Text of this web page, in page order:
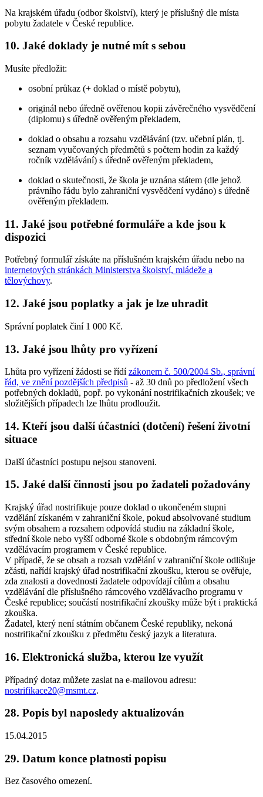
Na krajském úřadu (odbor školství), který je příslušný dle místa
pobytu žadatele v České republice.
10. Jaké doklady je nutné mít s sebou
Musíte předložit:
osobní průkaz (+ doklad o místě pobytu),
originál nebo úředně ověřenou kopii závěrečného vysvědčení
(diplomu) s úředně ověřeným překladem,
doklad o obsahu a rozsahu vzdělávání (tzv. učební plán, tj.
seznam vyučovaných předmětů s počtem hodin za každý
ročník vzdělávání) s úředně ověřeným překladem,
doklad o skutečnosti, že škola je uznána státem (dle jehož
právního řádu bylo zahraniční vysvědčení vydáno) s úředně
ověřeným překladem.
11. Jaké jsou potřebné formuláře a kde jsou k
dispozici
Potřebný formulář získáte na příslušném krajském úřadu nebo na
internetových stránkách Ministerstva školství, mládeže a
tělovýchovy.
12. Jaké jsou poplatky a jak je lze uhradit
Správní poplatek činí 1 000 Kč.
13. Jaké jsou lhůty pro vyřízení
Lhůta pro vyřízení žádosti se řídízákonem č. 500/2004 Sb., správní
řád, ve znění pozdějších předpisů - až 30 dnů po předložení všech
potřebných dokladů, popř. po vykonání nostrifikačních zkoušek; ve
složitějších případech lze lhůtu prodloužit.
14. Kteří jsou další účastníci (dotčení) řešení životní
situace
Další účastníci postupu nejsou stanoveni.
15. Jaké další činnosti jsou po žadateli požadovány
Krajský úřad nostrifikuje pouze doklad o ukončeném stupni
vzdělání získaném v zahraniční škole, pokud absolvované studium
svým obsahem a rozsahem odpovídá studiu na základní škole,
střední škole nebo vyšší odborné škole s obdobným rámcovým
vzdělávacím programem v České republice.
V případě, že se obsah a rozsah vzdělání v zahraniční škole odlišuje
zčásti, nařídí krajský úřad nostrifikační zkoušku, kterou se ověřuje,
zda znalosti a dovednosti žadatele odpovídají cílům a obsahu
vzdělávání dle příslušného rámcového vzdělávacího programu v
České republice; součástí nostrifikační zkoušky může být i praktická
zkouška.
Žadatel, který není státním občanem České republiky, nekoná
nostrifikační zkoušku z předmětu český jazyk a literatura.
16. Elektronická služba, kterou lze využít
Případný dotaz můžete zaslat na e-mailovou adresu:
nostrifikace20@msmt.cz.
28. Popis byl naposledy aktualizován
15.04.2015
29. Datum konce platnosti popisu
Bez časového omezení.